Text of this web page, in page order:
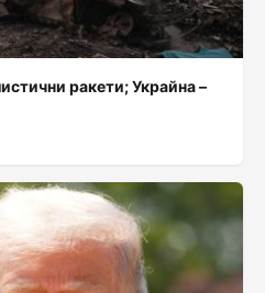
ракети; Украйна –